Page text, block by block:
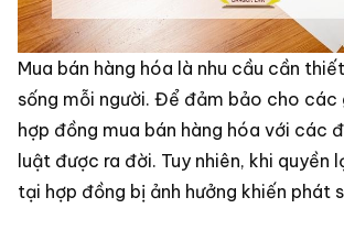
Mua bán hàng hóa là nhu cầu cần
sống mỗi người. Để đảm bảo cho các
hợp đồng mua bán hàng hóa với các
luật được ra đời. Tuy nhiên, khi quyền
tại hợp đồng bị ảnh hưởng khiến phát